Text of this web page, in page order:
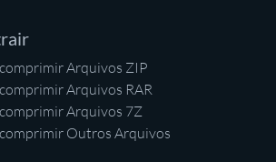
Arquivos ZIP
Arquivos RAR
Arquivos 7Z
Outros Arquivos